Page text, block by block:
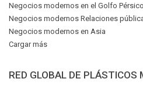
Negocios modernos en el Golfo Pérsico
Negocios modernos Relaciones
Negocios modernos en Asia
Cargar más
RED GLOBAL DE PLÁSTICOS